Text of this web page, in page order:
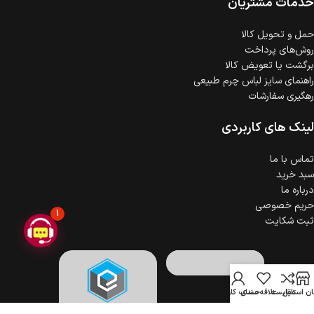
گارانتی معتبر برای تمامی محصولات ارائه می‌شود.حمل‌ و تحویل کالا
روش‌های پرداخت
برگشت یا تعویض کالا
راهنمای سایز لباس چرم طبیعی
رهگیری سفارشات
لینک های کاربردی
تماس با ما
سبد خرید
درباره ما
حریم خصوصی
ثبت شکایت
استایلمقایسهعلاقه مندی
حساب کاربری
1